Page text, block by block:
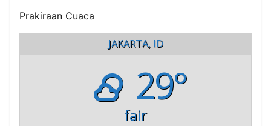
Prakiraan Cuaca
JAKARTA, ID
29°
fair